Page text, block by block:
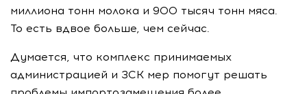
миллиона тонн молока и 900 тысяч тонн мяса.
То есть вдвое больше, чем сейчас.
Думается, что комплекс принимаемых
администрацией и ЗСК мер помогут решать